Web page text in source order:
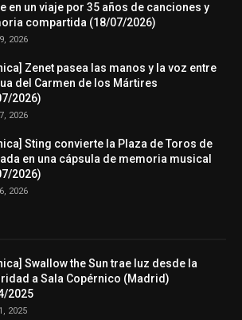
en un viaje por 35 años de canciones y
compartida (18/07/2026)
2026
Zenet pasea las manos y la voz entre
del Carmen de los Mártires
2026)
2026
Sting convierte la Plaza de Toros de
en una cápsula de memoria musical
2026)
2026
Swallow the Sun trae luz desde la
a Sala Copérnico (Madrid)
2025
2025